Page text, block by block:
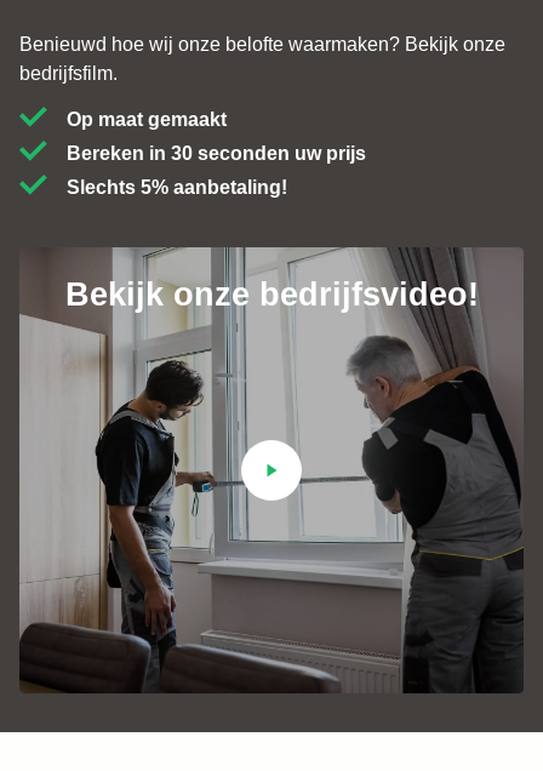
Bekijk onze bedrijfsvideo!
Contact
+31 (0)184 - 76 07 60
Benieuwd hoe wij onze belofte waarmaken? Bekijk onze
bedrijfsfilm.
Op maat gemaakt
Bereken in 30 seconden uw prijs
Slechts 5% aanbetaling!